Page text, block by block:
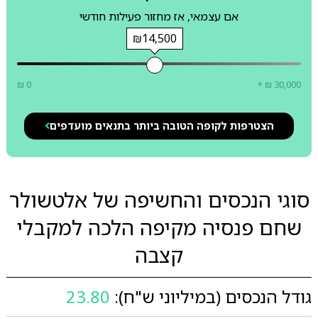
אם עצמאי, אז מחזור פעילות חודשי
₪14,500
₪ 0 + ₪ 30,000
הצטרפות לקופה הטובה ביותר בתנאים מועדפים
סוגי הנכסים והחשיפה של אלטשולר
שחם פנסיה מקיפה הלכה למקבלי
קצבה
גודל הנכסים (במיליוני ש"ח): 23.80